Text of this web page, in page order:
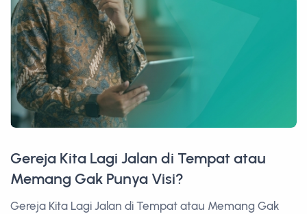
Gereja Kita Lagi Jalan di Tempat atau
Memang Gak Punya Visi?
Gereja Kita Lagi Jalan di Tempat atau Memang Gak